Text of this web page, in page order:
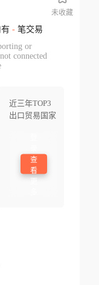
-笔交易
or
connected
近三年TOP3
出口贸易国家
查
看
未收藏